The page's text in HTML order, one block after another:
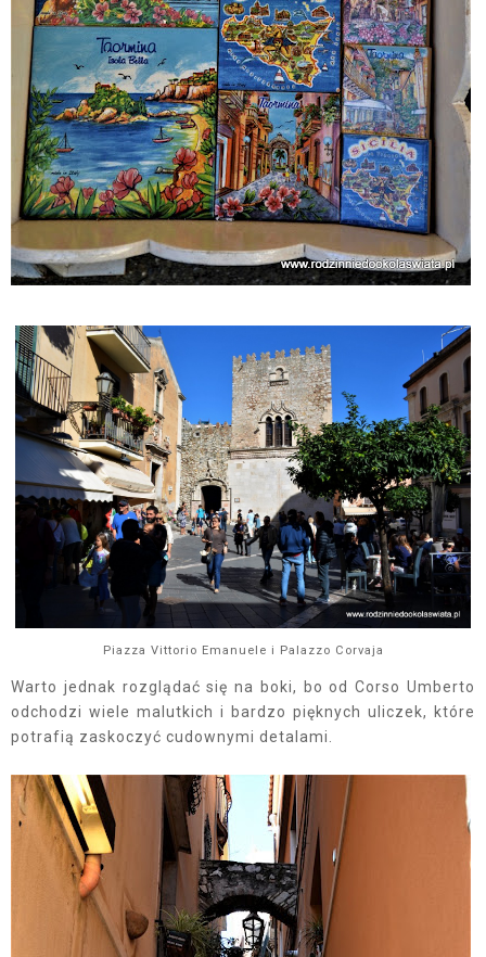
Piazza Vittorio Emanuele i Palazzo Corvaja
Warto jednak rozglądać się na boki, bo od Corso Umberto
odchodzi wiele malutkich i bardzo pięknych uliczek, które
potrafią zaskoczyć cudownymi detalami.